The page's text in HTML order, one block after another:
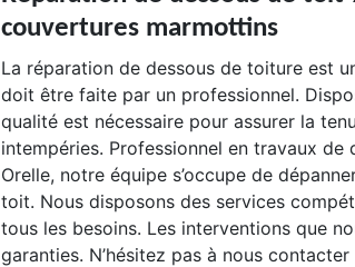
couvertures marmottins
La réparation de dessous de toiture est
doit être faite par un professionnel.
qualité est nécessaire pour assurer la
intempéries. Professionnel en travaux de
Orelle, notre équipe s’occupe de
toit. Nous disposons des services
tous les besoins. Les interventions que
garanties. N’hésitez pas à nous